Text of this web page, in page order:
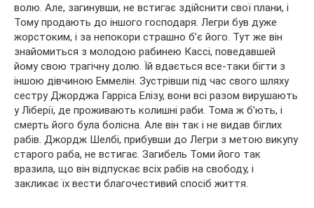
волю. Але, загинувши, не встигає здійснити свої плани, і
Тому продають до іншого господаря. Легри був дуже
жорстоким, і за непокори страшно б’є його. Тут же він
знайомиться з молодою рабинею Кассі, поведавшей
йому свою трагічну долю. Їй вдається все-таки бігти з
іншою дівчиною Еммелін. Зустрівши під час свого шляху
сестру Джорджа Гарріса Елізу, вони всі разом вирушають
у Ліберії, де проживають колишні раби. Тома ж б’ють, і
смерть його була болісна. Але він так і не видав біглих
рабів. Джордж Шелбі, прибувши до Легри з метою викупу
старого раба, не встигає. Загибель Томи його так
вразила, що він відпускає всіх рабів на свободу, і
закликає їх вести благочестивий спосіб життя.